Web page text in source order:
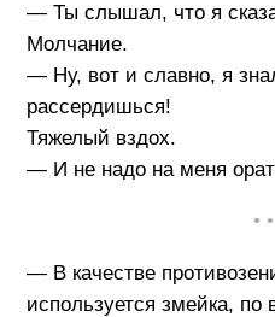
— Ты слышал, что я
Молчание.
— Ну, вот и славно, я
рассердишься!
Тяжелый вздох.
— И не надо на меня
•
— В качестве
используется змейка,